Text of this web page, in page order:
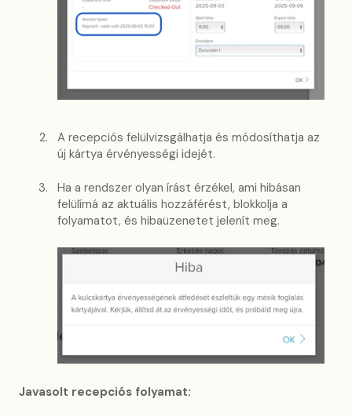
A recepciós felülvizsgálhatja és módosíthatja az
új kártya érvényességi idejét.
Ha a rendszer olyan írást érzékel, ami hibásan
felülírná az aktuális hozzáférést, blokkolja a
folyamatot, és hibaüzenetet jelenít meg.
Javasolt recepciós folyamat: